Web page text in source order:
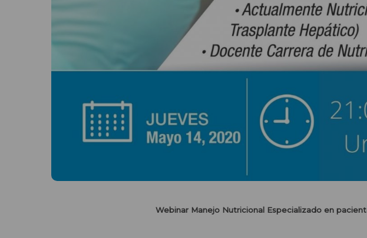
Webinar Manejo Nutricional Especializado en